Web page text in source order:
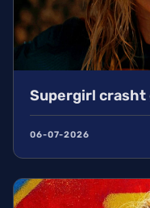
Supergirl crasht
06-07-2026